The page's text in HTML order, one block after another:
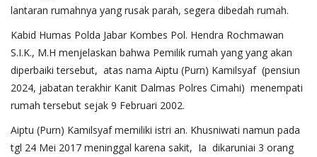
lantaran rumahnya yang rusak parah, segera dibedah rumah.
Kabid Humas Polda Jabar Kombes Pol. Hendra Rochmawan
S.I.K., M.H menjelaskan bahwa Pemilik rumah yang yang akan
diperbaiki tersebut, atas nama Aiptu (Purn) Kamilsyaf (pensiun
2024, jabatan terakhir Kanit Dalmas Polres Cimahi) menempati
rumah tersebut sejak 9 Februari 2002.
Aiptu (Purn) Kamilsyaf memiliki istri an. Khusniwati namun pada
tgl 24 Mei 2017 meninggal karena sakit, Ia dikaruniai 3 orang